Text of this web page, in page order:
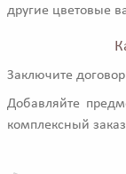
другие цветовые
Заключите
Добавляйте
комплексный